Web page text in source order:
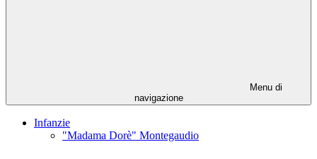
Menu di
navigazione
Infanzie
"Madama Dorè" Montegaudio